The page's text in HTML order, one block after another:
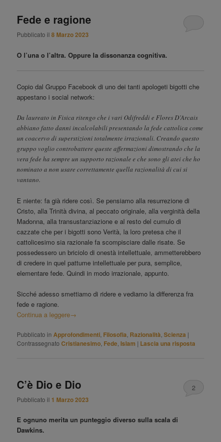
Fede e ragione
Pubblicato il8 Marzo 2023
O l’una o l’altra. Oppure la dissonanza cognitiva.
Copio dal Gruppo Facebook di uno dei tanti apologeti bigotti che
appestano i social network:
Da laureato in Fisica ritengo che i vari Odifreddi e Flores D’Arcais
abbiano fatto danni incalcolabili presentando la fede cattolica come
un coacervo di superstizioni totalmente irrazionali. Creando questo
gruppo voglio controbattere queste affermazioni dimostrando che la
vera fede ha sempre un supporto razionale e che sono gli atei che ho
nominato a non usare correttamente quella razionalità di cui si
vantano.
E niente: fa già ridere così. Se pensiamo alla resurrezione di
Cristo, alla Trinità divina, al peccato originale, alla verginità della
Madonna, alla transustanziazione e al resto del cumulo di
cazzate che per i bigotti sono Verità, la loro pretesa che il
cattolicesimo sia razionale fa scompisciare dalle risate. Se
possedessero un briciolo di onestà intellettuale, ammetterebbero
di credere in quel pattume intellettuale per pura, semplice,
elementare fede. Quindi in modo irrazionale, appunto.
Sicché adesso smettiamo di ridere e vediamo la differenza fra
fede e ragione.
Continua a leggere→
Pubblicato in Approfondimenti Filosofia Razionalità ,Scienza |
Contrassegnato Cristianesimo Fede ,Islam | Lascia una risposta
C’è Dio e Dio
Pubblicato il 1 Marzo 2023
2
E ognuno merita un punteggio diverso sulla scala di
Dawkins.